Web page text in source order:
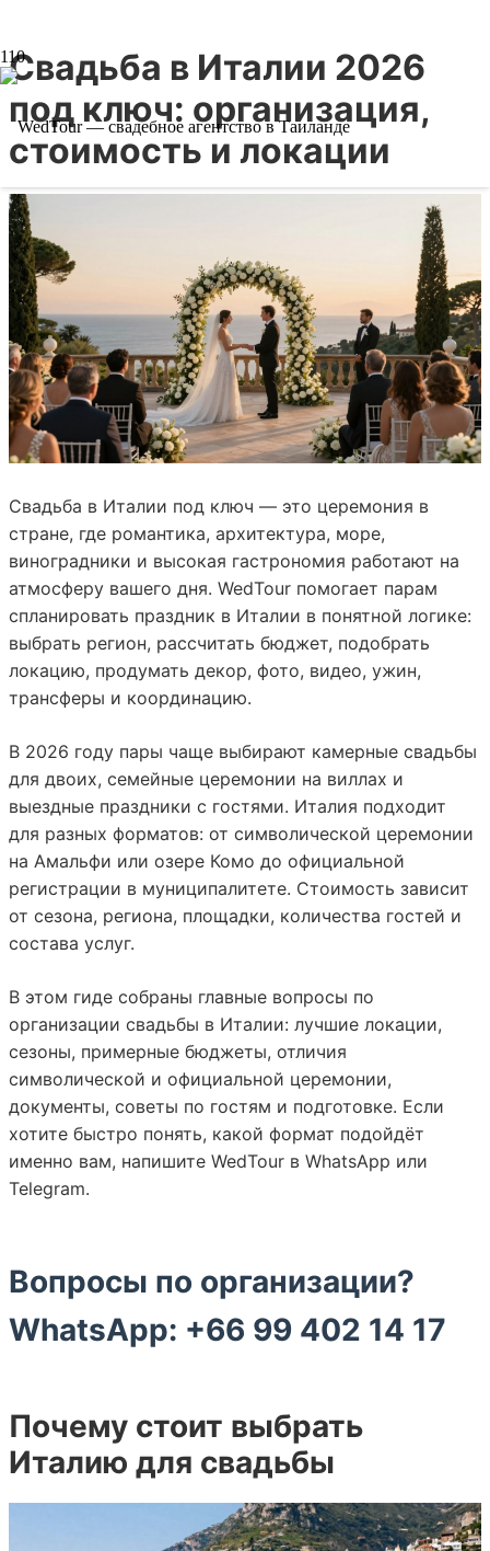
Свадьба в Италии 2026
под ключ: организация,
стоимость и локации
Свадьба в Италии под ключ — это церемония в
стране, где романтика, архитектура, море,
виноградники и высокая гастрономия работают на
атмосферу вашего дня. WedTour помогает парам
спланировать праздник в Италии в понятной логике:
выбрать регион, рассчитать бюджет, подобрать
локацию, продумать декор, фото, видео, ужин,
трансферы и координацию.
В 2026 году пары чаще выбирают камерные свадьбы
для двоих, семейные церемонии на виллах и
выездные праздники с гостями. Италия подходит
для разных форматов: от символической церемонии
на Амальфи или озере Комо до официальной
регистрации в муниципалитете. Стоимость зависит
от сезона, региона, площадки, количества гостей и
состава услуг.
В этом гиде собраны главные вопросы по
организации свадьбы в Италии: лучшие локации,
сезоны, примерные бюджеты, отличия
символической и официальной церемонии,
документы, советы по гостям и подготовке. Если
хотите быстро понять, какой формат подойдёт
именно вам, напишите WedTour в WhatsApp или
Telegram.
Вопросы по организации?
WhatsApp: +66 99 402 14 17
Почему стоит выбрать
Италию для свадьбы